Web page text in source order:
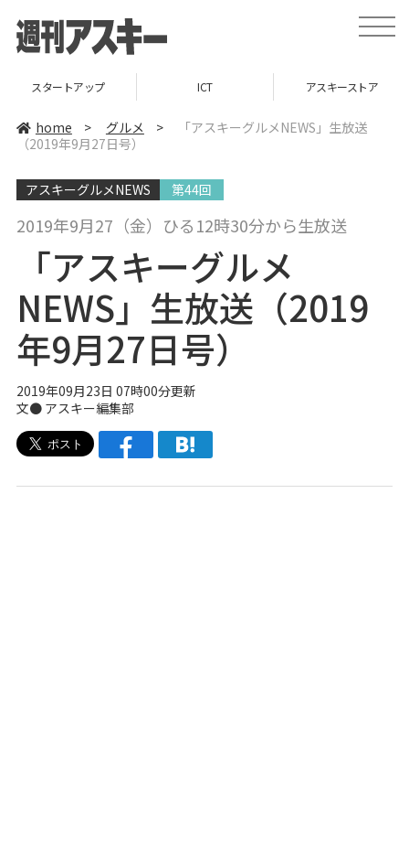
t
o
e
スタートアップ ICT アスキーストア
home > グルメ >
「アスキーグルメNEWS」生放送
（2019年9月27日号）
アスキーグルメNEWS 第44回
2019年9月27（金）ひる12時30分から生放送
「アスキーグルメ
NEWS」生放送（2019
年9月27日号）
2019年09月23日 07時00分更新
文● アスキー編集部